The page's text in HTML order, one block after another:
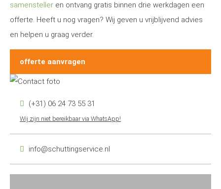
samensteller en ontvang gratis binnen drie werkdagen een
offerte. Heeft u nog vragen? Wij geven u vrijblijvend advies
en helpen u graag verder.
offerte aanvragen
(+31) 06 24 73 55 31
Wij zijn niet bereikbaar via WhatsApp!
info@schuttingservice.nl